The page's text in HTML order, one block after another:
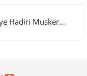
Hadiri Musker…